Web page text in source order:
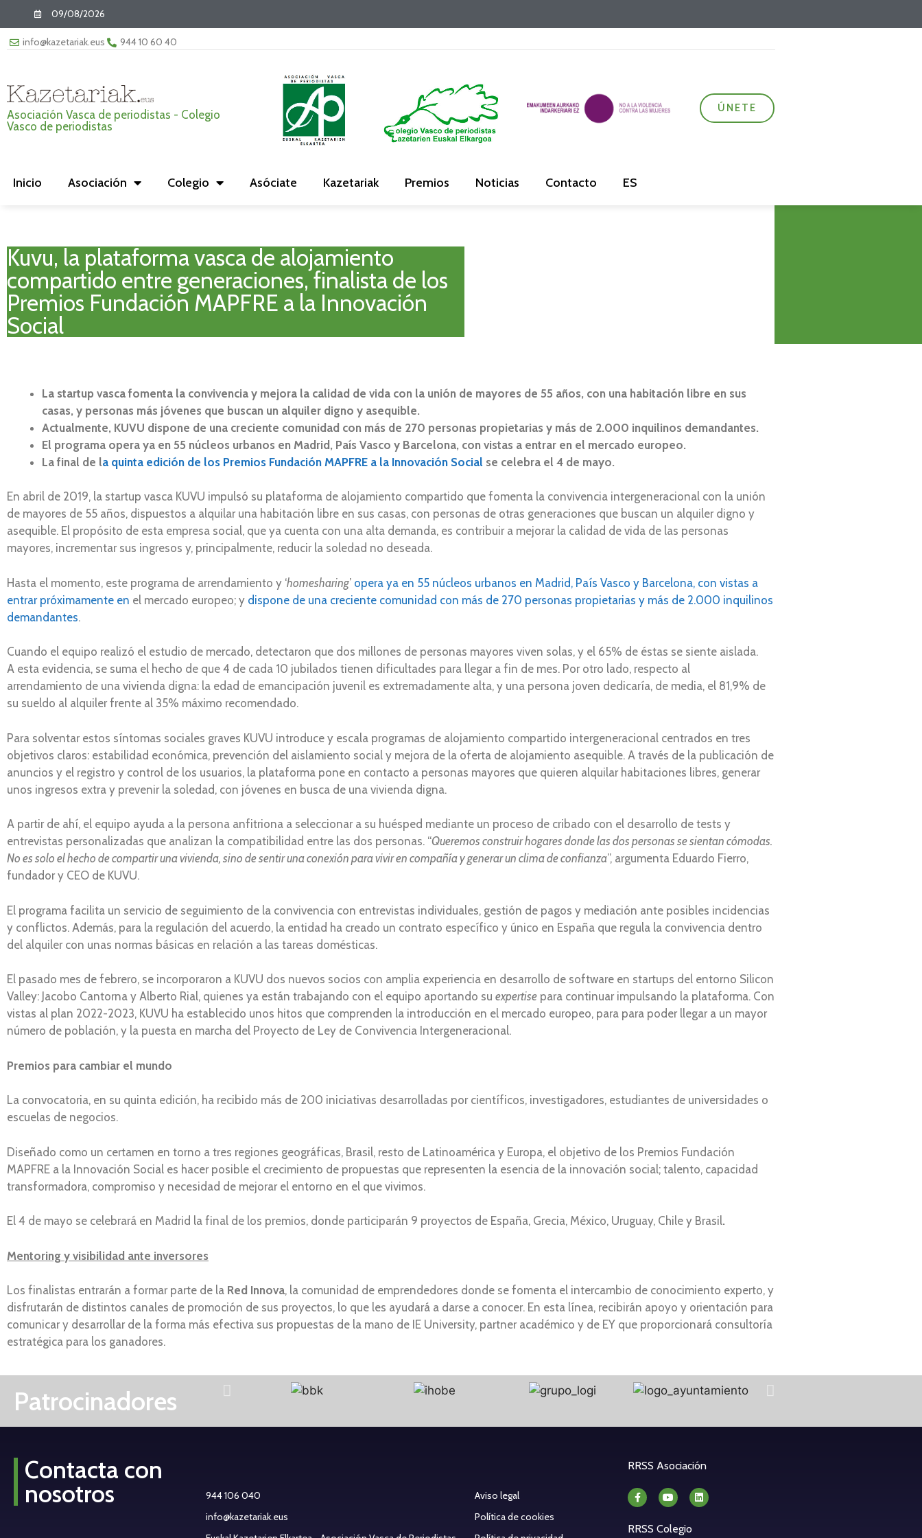
09/08/2026
info@kazetariak.eus 944 10 60 40
Asociación Vasca de periodistas - Colegio
Vasco de periodistas
ÚNETE
Inicio Asociación Colegio Asóciate Kazetariak Premios Noticias Contacto ES
Kuvu, la plataforma vasca de alojamiento
compartido entre generaciones, finalista de los
Premios Fundación MAPFRE a la Innovación
Social
La startup vasca fomenta la convivencia y mejora la calidad de vida con la unión de mayores de 55 años, con una habitación libre en sus
casas, y personas más jóvenes que buscan un alquiler digno y asequible.
Actualmente, KUVU dispone de una creciente comunidad con más de 270 personas propietarias y más de 2.000 inquilinos demandantes.
El programa opera ya en 55 núcleos urbanos en Madrid, País Vasco y Barcelona, con vistas a entrar en el mercado europeo.
La final de la quinta edición de los Premios Fundación MAPFRE a la Innovación Social se celebra el 4 de mayo.
En abril de 2019, la startup vasca KUVU impulsó su plataforma de alojamiento compartido que fomenta la convivencia intergeneracional con la unión
de mayores de 55 años, dispuestos a alquilar una habitación libre en sus casas, con personas de otras generaciones que buscan un alquiler digno y
asequible. El propósito de esta empresa social, que ya cuenta con una alta demanda, es contribuir a mejorar la calidad de vida de las personas
mayores, incrementar sus ingresos y, principalmente, reducir la soledad no deseada.
Hasta el momento, este programa de arrendamiento y ‘homesharing’ opera ya en 55 núcleos urbanos en Madrid, País Vasco y Barcelona, con vistas a
entrar próximamente en el mercado europeo; y dispone de una creciente comunidad con más de 270 personas propietarias y más de 2.000 inquilinos
demandantes.
Cuando el equipo realizó el estudio de mercado, detectaron que dos millones de personas mayores viven solas, y el 65% de éstas se siente aislada.
A esta evidencia, se suma el hecho de que 4 de cada 10 jubilados tienen dificultades para llegar a fin de mes. Por otro lado, respecto al
arrendamiento de una vivienda digna: la edad de emancipación juvenil es extremadamente alta, y una persona joven dedicaría, de media, el 81,9% de
su sueldo al alquiler frente al 35% máximo recomendado.
Para solventar estos síntomas sociales graves KUVU introduce y escala programas de alojamiento compartido intergeneracional centrados en tres
objetivos claros: estabilidad económica, prevención del aislamiento social y mejora de la oferta de alojamiento asequible. A través de la publicación de
anuncios y el registro y control de los usuarios, la plataforma pone en contacto a personas mayores que quieren alquilar habitaciones libres, generar
unos ingresos extra y prevenir la soledad, con jóvenes en busca de una vivienda digna.
A partir de ahí, el equipo ayuda a la persona anfitriona a seleccionar a su huésped mediante un proceso de cribado con el desarrollo de tests y
entrevistas personalizadas que analizan la compatibilidad entre las dos personas. “Queremos construir hogares donde las dos personas se sientan cómodas.
No es solo el hecho de compartir una vivienda, sino de sentir una conexión para vivir en compañía y generar un clima de confianza”, argumenta Eduardo Fierro,
fundador y CEO de KUVU.
El programa facilita un servicio de seguimiento de la convivencia con entrevistas individuales, gestión de pagos y mediación ante posibles incidencias
y conflictos. Además, para la regulación del acuerdo, la entidad ha creado un contrato específico y único en España que regula la convivencia dentro
del alquiler con unas normas básicas en relación a las tareas domésticas.
El pasado mes de febrero, se incorporaron a KUVU dos nuevos socios con amplia experiencia en desarrollo de software en startups del entorno Silicon
Valley: Jacobo Cantorna y Alberto Rial, quienes ya están trabajando con el equipo aportando su expertise para continuar impulsando la plataforma. Con
vistas al plan 2022-2023, KUVU ha establecido unos hitos que comprenden la introducción en el mercado europeo, para para poder llegar a un mayor
número de población, y la puesta en marcha del Proyecto de Ley de Convivencia Intergeneracional.
Premios para cambiar el mundo
La convocatoria, en su quinta edición, ha recibido más de 200 iniciativas desarrolladas por científicos, investigadores, estudiantes de universidades o
escuelas de negocios.
Diseñado como un certamen en torno a tres regiones geográficas, Brasil, resto de Latinoamérica y Europa, el objetivo de los Premios Fundación
MAPFRE a la Innovación Social es hacer posible el crecimiento de propuestas que representen la esencia de la innovación social; talento, capacidad
transformadora, compromiso y necesidad de mejorar el entorno en el que vivimos.
El 4 de mayo se celebrará en Madrid la final de los premios, donde participarán 9 proyectos de España, Grecia, México, Uruguay, Chile y Brasil.
Mentoring y visibilidad ante inversores
Los finalistas entrarán a formar parte de la Red Innova, la comunidad de emprendedores donde se fomenta el intercambio de conocimiento experto, y
disfrutarán de distintos canales de promoción de sus proyectos, lo que les ayudará a darse a conocer. En esta línea, recibirán apoyo y orientación para
comunicar y desarrollar de la forma más efectiva sus propuestas de la mano de IE University, partner académico y de EY que proporcionará consultoría
estratégica para los ganadores.
Patrocinadores
Contacta con
nosotros
944 106 040
info@kazetariak.eus
Aviso legal
Política de cookies
RRSS Asociación
RRSS Colegio